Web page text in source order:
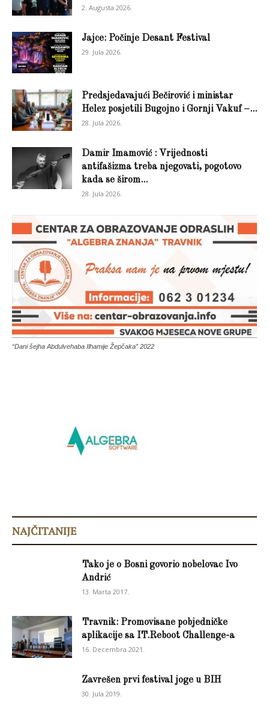
2. Augusta 2026.
Jajce: Počinje Desant Festival
29. Jula 2026.
Predsjedavajući Bečirović i ministar
Helez posjetili Bugojno i Gornji Vakuf –...
28. Jula 2026.
Damir Imamović : Vrijednosti
antifašizma treba njegovati, pogotovo
kada se širom...
28. Jula 2026.
“Dani šejha Abdulvehaba Ilhamije Žepčaka” 2022
NAJČITANIJE
Tako je o Bosni govorio nobelovac Ivo
Andrić
13. Marta 2017.
Travnik: Promovisane pobjedničke
aplikacije sa IT.Reboot Challenge-a
16. Decembra 2021.
Zavrešen prvi festival joge u BIH
30. Jula 2019.